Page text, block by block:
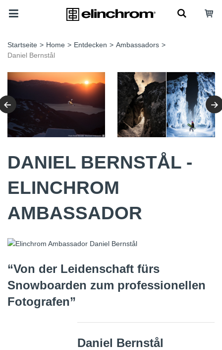
Startseite > Home > Entdecken > Ambassadors >
Daniel Bernstål
DANIEL BERNSTÅL -
ELINCHROM
AMBASSADOR
“Von der Leidenschaft fürs
Snowboarden zum professionellen
Fotografen”
Daniel Bernstål